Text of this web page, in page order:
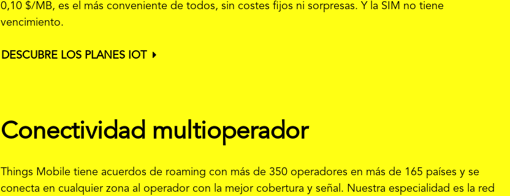
0,10 $/MB, es el más conveniente de todos, sin costes fijos ni sorpresas. Y la SIM no tiene
vencimiento.
DESCUBRE LOS PLANES IOT
Conectividad multioperador
Things Mobile tiene acuerdos de roaming con más de 350 operadores en más de 165 países y se
conecta en cualquier zona al operador con la mejor cobertura y señal. Nuestra especialidad es la red